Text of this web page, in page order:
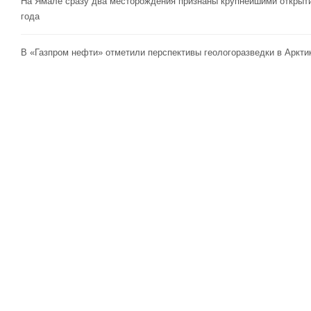
года
В «Газпром нефти» отметили перспективы геологоразведки в